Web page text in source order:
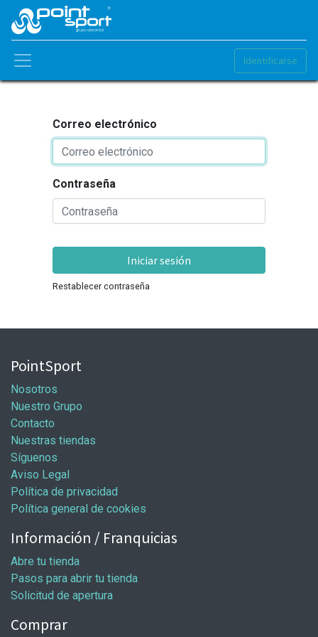
Identificarse
Correo electrónico
Contraseña
Iniciar sesión
Restablecer contraseña
PointSport
Nosotros
Nuestro Grupo
Contacto
Nuestras tiendas
Síguenos
Aviso Legal
Política de privacidad
Política general de cookies
Información / Franquicias
Abre tu tienda
Pasos para abrir tu tienda
Solicitud de apertura
Comprar